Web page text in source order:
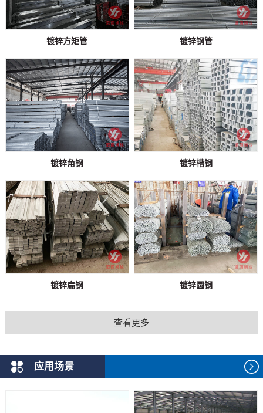
镀锌方矩管 镀锌钢管
镀锌角钢 镀锌槽钢
镀锌扁钢 镀锌圆钢
查看更多
应用场景